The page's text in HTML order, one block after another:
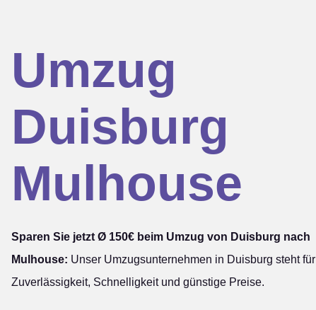
Umzug
Duisburg
Mulhouse
Sparen Sie jetzt Ø 150€ beim Umzug von Duisburg nach
Mulhouse: Unser Umzugsunternehmen in Duisburg steht für
Zuverlässigkeit, Schnelligkeit und günstige Preise.